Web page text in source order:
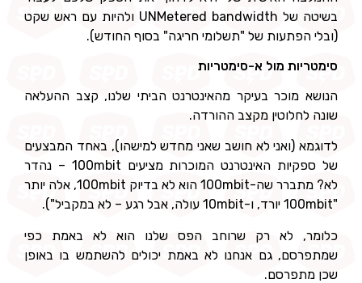
בשיטה של UNMetered bandwidth ולהיות עם ראש שקט
(ובלי הפתעות של "תשלומי חריגה" בסוף החודש).
סימטריות מול א-סימטריות
הנושא מוכר בעיקר מהאינטרנט הביתי שלנו, קצב ההעלאה
שונה לחלוטין מקצב ההורדה.
לדוגמא (ואני לא חושב שאני מחדש למישהו), באחד המבצעים
של ספקיות האינטרנט המוכרות מציעים 100mbit – נהדר
לא? מתברר שה-100mbit הוא לא בדיוק 100mbit, אלה יותר
"100mbit יורד, ו-10mbit עולה, אבל רגע – לא במקביל").
כלומר, לא רק שרוחב הפס שלנו הוא לא באמת כפי
שמתפרסם, גם אנחנו לא באמת יכולים להשתמש בו באופן
שכן מתפרסם.